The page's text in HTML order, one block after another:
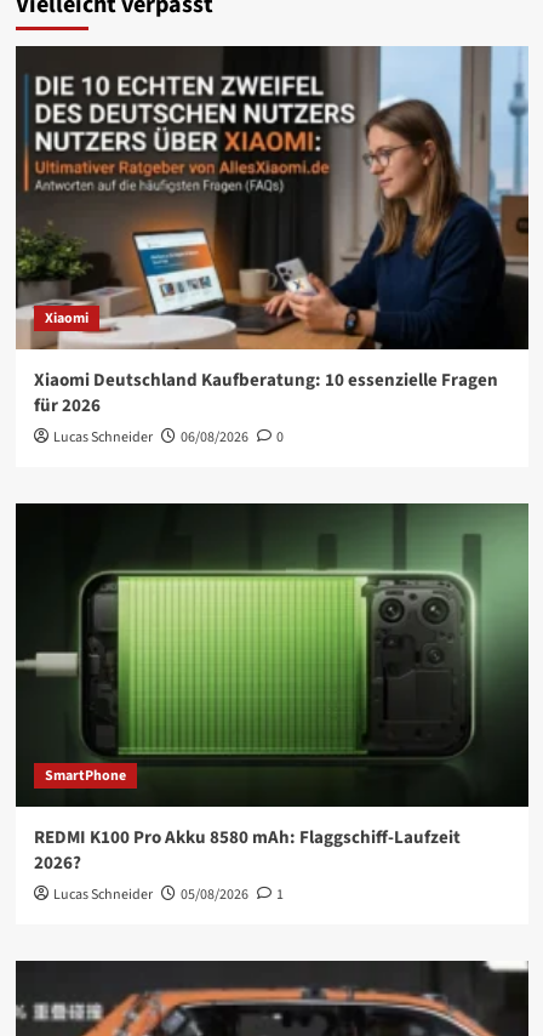
Xiaomi
Xiaomi Deutschland Kaufberatung: 10 essenzielle Fragen
für 2026
Lucas Schneider 06/08/2026 0
SmartPhone
REDMI K100 Pro Akku 8580 mAh: Flaggschiff-Laufzeit
2026?
Lucas Schneider 05/08/2026 1